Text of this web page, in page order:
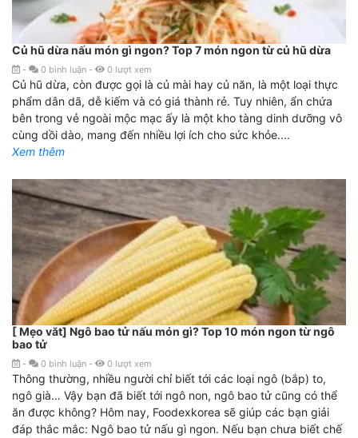
Củ hũ dừa nấu món gì ngon? Top 7 món ngon từ củ hũ dừa
- 0 bình luận - 0 lượt xem
Củ hũ dừa, còn được gọi là củ mài hay củ năn, là một loại thực
phẩm dân dã, dễ kiếm và có giá thành rẻ. Tuy nhiên, ẩn chứa
bên trong vẻ ngoài mộc mạc ấy là một kho tàng dinh dưỡng vô
cùng dồi dào, mang đến nhiều lợi ích cho sức khỏe....
Xem thêm
[ Mẹo văt] Ngô bao tử nấu món gì? Top 10 món ngon từ ngô
bao tử
- 0 bình luận - 0 lượt xem
Thông thường, nhiều người chỉ biết tới các loại ngô (bắp) to,
ngô già… Vậy bạn đã biết tới ngô non, ngô bao tử cũng có thể
ăn được không? Hôm nay, Foodexkorea sẽ giúp các bạn giải
đáp thắc mắc: Ngô bao tử nấu gì ngon. Nếu bạn chưa biết chế